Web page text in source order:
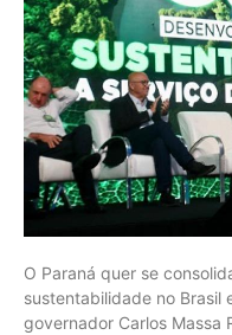
O Paraná quer se
sustentabilidade no Brasil
governador Carlos Massa